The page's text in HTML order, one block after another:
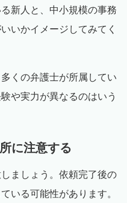
新人と、中小規模の事務
いかイメージしてみてく
くの弁護士が所属してい
や実力が異なるのはいう
に注意する
ましょう。依頼完了後の
いる可能性があります。